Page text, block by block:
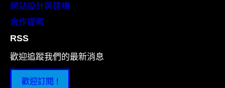
網站設計與建構
合作提案
RSS
歡迎追蹤我們的最新消息
歡迎訂閱 !